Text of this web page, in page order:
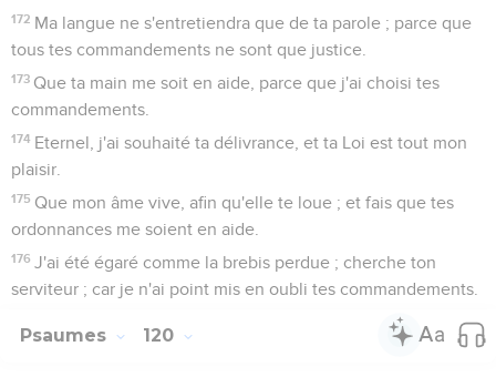
172 Ma langue ne s'entretiendra que de ta parole ; parce que
tous tes commandements ne sont que justice.
173 Que ta main me soit en aide, parce que j'ai choisi tes
commandements.
174 Eternel, j'ai souhaité ta délivrance, et ta Loi est tout mon
plaisir.
175 Que mon âme vive, afin qu'elle te loue ; et fais que tes
ordonnances me soient en aide.
176 J'ai été égaré comme la brebis perdue ; cherche ton
serviteur ; car je n'ai point mis en oubli tes commandements.
Psaumes 120